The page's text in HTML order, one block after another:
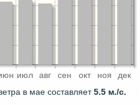
июл авг сен окт ноя дек
в мае составляет5.5 м./с.